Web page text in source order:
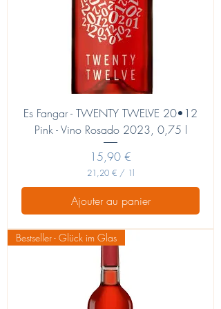
Es Fangar - TWENTY TWELVE 20•12
Pink - Vino Rosado 2023, 0,75 l
Prix
15,90 €
21,20 € / 1l
,
2
0
a
r
Ajouter au panier
Bestseller - Glück im Glas